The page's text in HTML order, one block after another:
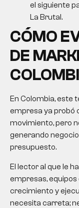
el siguiente
La Brutal.
CÓMO
DE
En Colombia, este
empresa ya probó
movimiento, pero
generando
presupuesto.
El lector al que le
empresas,
crecimiento y
necesita carreta;